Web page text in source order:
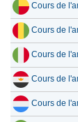
Cours de
Cours de
Cours de
Cours de
Cours de